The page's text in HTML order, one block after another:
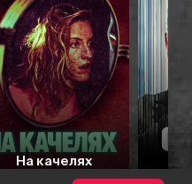
На качелях